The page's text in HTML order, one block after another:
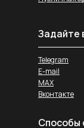
Задайте
Telegram
E-mail
MAX
Вконтакте
Способы